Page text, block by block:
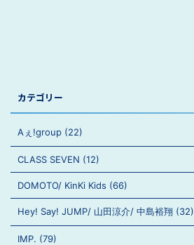
カテゴリー
Aぇ!group (22)
CLASS SEVEN (12)
DOMOTO/ KinKi Kids (66)
Hey! Say! JUMP/ 山田涼介/ 中島裕翔 (32)
IMP. (79)